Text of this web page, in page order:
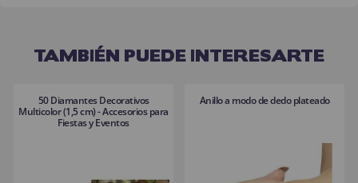
TAMBIÉN PUEDE INTERESARTE
50 Diamantes Decorativos
Multicolor (1,5 cm) - Accesorios para
Fiestas y Eventos
Anillo a modo de dedo plateado